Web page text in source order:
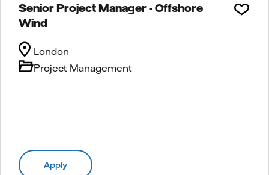
Senior Project Manager - Offshore
Wind
Project Management
London
Apply